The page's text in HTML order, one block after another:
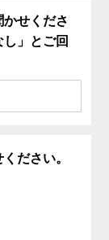
せくださ
」とご回
ださい。